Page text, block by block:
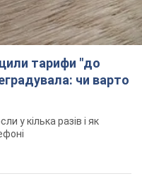
тарифи "до
чи варто
у кілька разів і як